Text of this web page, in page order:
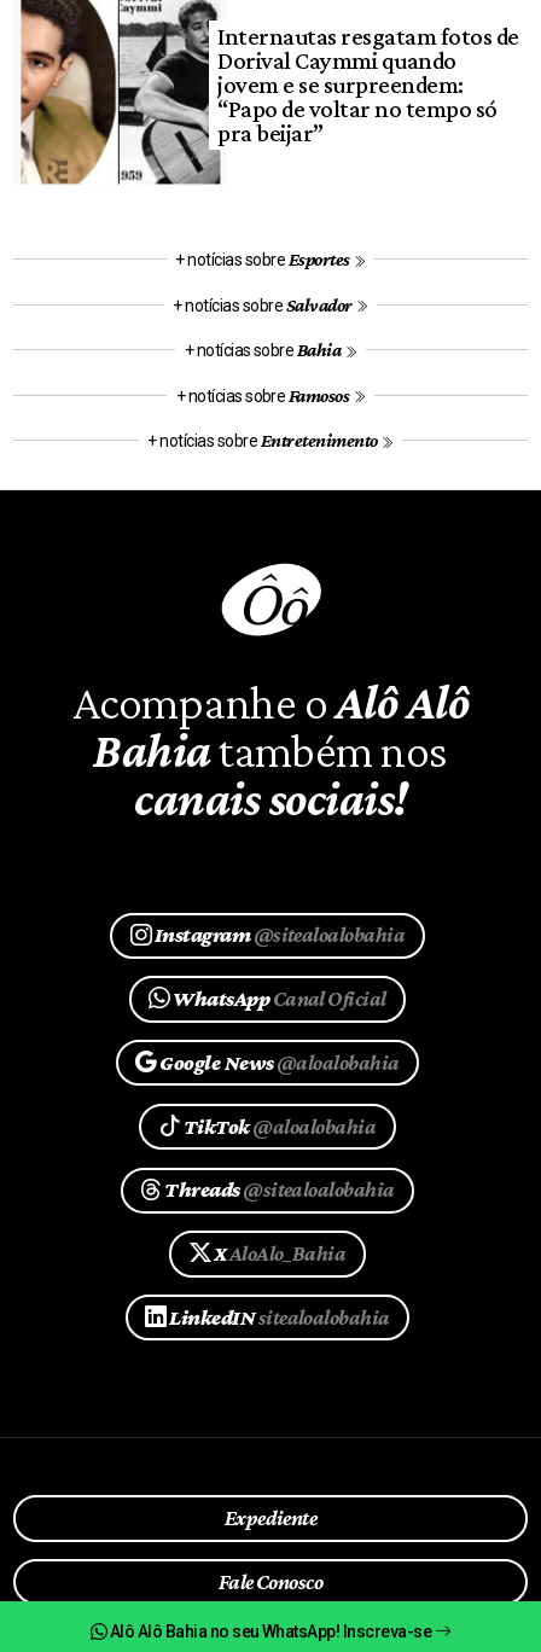
Alô Alô Bahia no seu WhatsApp! Inscreva-se
Internautas resgatam fotos de
Dorival Caymmi quando
jovem e se surpreendem:
“Papo de voltar no tempo só
pra beijar”
+ notícias sobreEsportes
+ notícias sobreSalvador
+ notícias sobreBahia
+ notícias sobre Famosos
+ notícias sobreEntretenimento
Acompanhe oAlô Alô
Bahiatambém nos
canais sociais!
Instagram@sitealoalobahia
WhatsAppCanal Oficial
Google News@aloalobahia
TikTok@aloalobahia
Threads@sitealoalobahia
XAloAlo_Bahia
LinkedINsitealoalobahia
Expediente
Fale Conosco